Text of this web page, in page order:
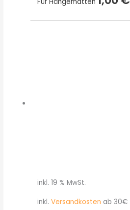
inkl. 19 % MwSt.
inkl. Versandkosten ab 30€